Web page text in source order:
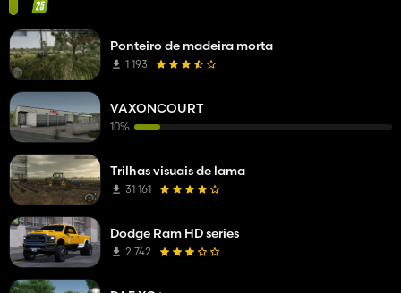
Ponteiro de madeira morta
1 193
VAXONCOURT
10%
Trilhas visuais de lama
31 161
Dodge Ram HD series
2 742